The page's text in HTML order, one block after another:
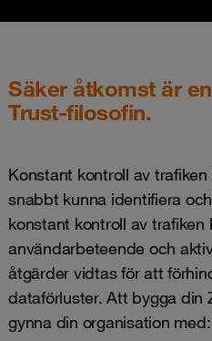
Säker åtkomst är
Trust-filosofin.
Konstant kontroll av
snabbt kunna identifiera
konstant kontroll av trafiken
användarbeteende och
åtgärder vidtas för att
dataförluster. Att bygga din
gynna din organisation med: